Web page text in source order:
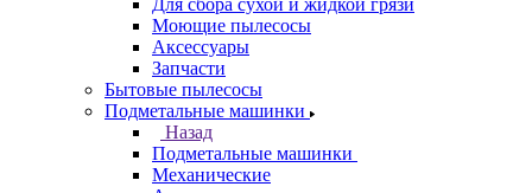
Для сбора сухой и жидкой грязи
Моющие пылесосы
Аксессуары
Запчасти
Бытовые пылесосы
Подметальные машинки
Назад
Подметальные машинки
Механические